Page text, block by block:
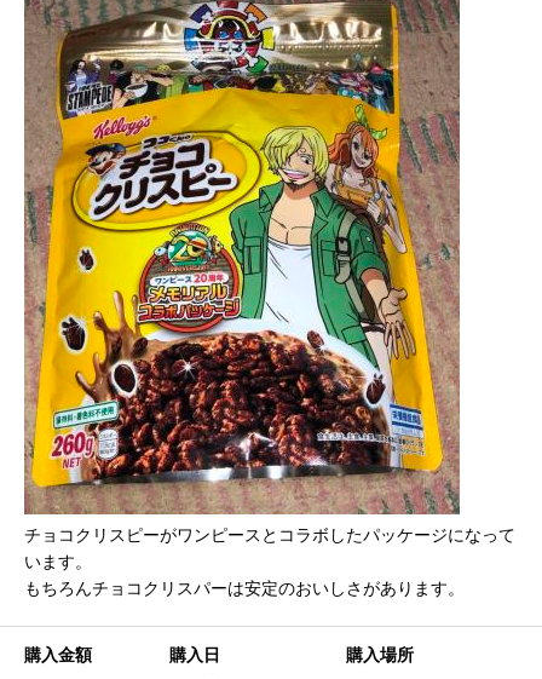
チョコクリスピーがワンピースとコラボしたパッケージになって
います。
もちろんチョコクリスパーは安定のおいしさがあります。
購入金額
購入日
購入場所